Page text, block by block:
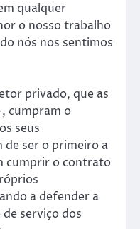
qualquer
o nosso trabalho
nós nos sentimos
privado, que as
cumpram o
seus
ser o primeiro a
cumprir o contrato
a defender a
serviço dos